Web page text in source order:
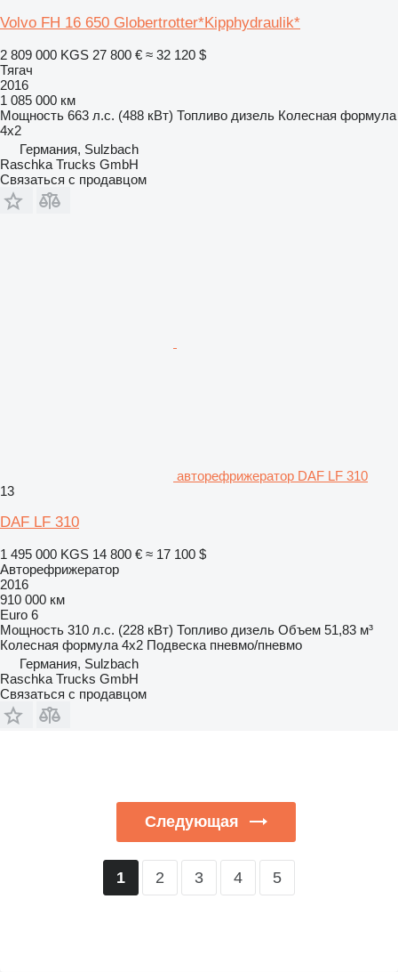
Volvo FH 16 650 Globertrotter*Kipphydraulik*
2 809 000 KGS 27 800 € ≈ 32 120 $
Тягач
2016
1 085 000 км
Мощность 663 л.с. (488 кВт) Топливо дизель Колесная формула
4x2
Германия, Sulzbach
Raschka Trucks GmbH
Связаться с продавцом
авторефрижератор DAF LF 310
13
DAF LF 310
1 495 000 KGS 14 800 € ≈ 17 100 $
Авторефрижератор
2016
910 000 км
Euro 6
Мощность 310 л.с. (228 кВт) Топливо дизель Объем 51,83 м³
Колесная формула 4x2 Подвеска пневмо/пневмо
Германия, Sulzbach
Raschka Trucks GmbH
Связаться с продавцом
Следующая
1 2 3 4 5